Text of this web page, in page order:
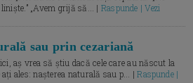
„Avem grijă să... | Raspunde | Vezi
sau prin cezariană
aș vrea să știu dacă cele care au născut la
ați ales: nașterea naturală sau p... |Raspunde |